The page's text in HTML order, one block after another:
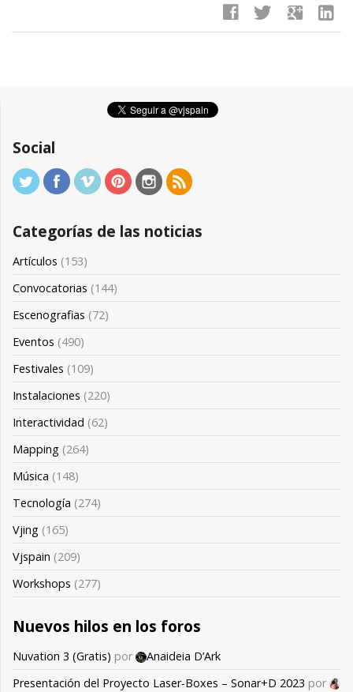
facebook twitter google linkedin
Social
Categorías de las noticias
Artículos (153)
Convocatorias (144)
Escenografias (72)
Eventos (490)
Festivales (109)
Instalaciones (220)
Interactividad (62)
Mapping (264)
Música (148)
Tecnología (274)
Vjing (165)
Vjspain (209)
Workshops (277)
Nuevos hilos en los foros
Nuvation 3 (Gratis) por
Anaideia D’Ark
Presentación del Proyecto Laser-Boxes – Sonar+D 2023 por